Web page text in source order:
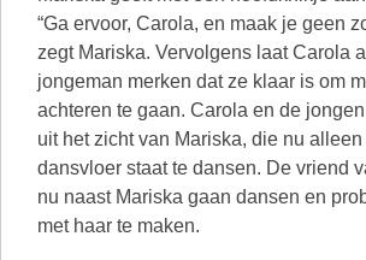
“Ga ervoor, Carola, en maak je geen
zegt Mariska. Vervolgens laat Carola
jongeman merken dat ze klaar is om
achteren te gaan. Carola en de
uit het zicht van Mariska, die nu
dansvloer staat te dansen. De vriend
nu naast Mariska gaan dansen en
met haar te maken.